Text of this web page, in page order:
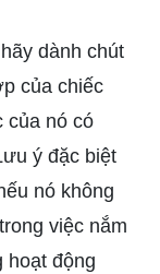
dành chút
của chiếc
của nó có
ý đặc biệt
nó không
việc nắm
hoạt động